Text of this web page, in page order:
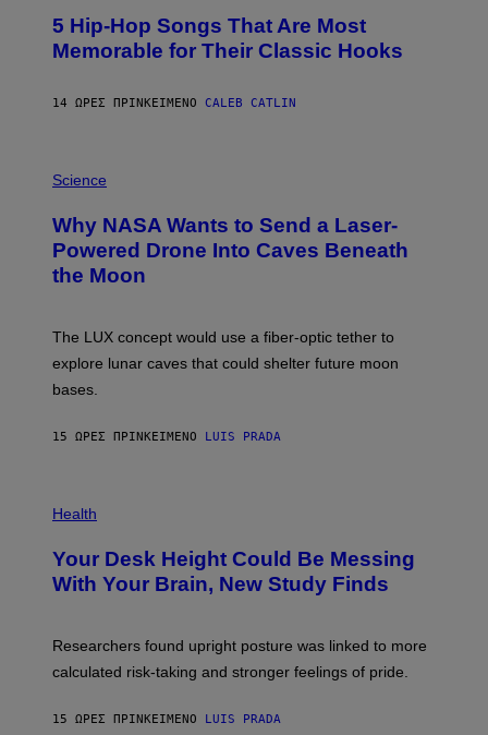
T
O
B
T
G
R
N
T
Z
R
I
M
E
5 Hip-Hop Songs That Are Most
Memorable for Their Classic Hooks
14 ΏΡΕΣ ΠΡΙΝΚΕΊΜΕΝΟ CALEB CATLIN
H
O
:
N
A
D
P
I
L
T
I
M
A
Science
Why NASA Wants to Send a Laser-
Powered Drone Into Caves Beneath
the Moon
The LUX concept would use a fiber-optic tether to
explore lunar caves that could shelter future moon
bases.
15 ΏΡΕΣ ΠΡΙΝΚΕΊΜΕΝΟ LUIS PRADA
H
O
:
B
U
A
O
Health
Your Desk Height Could Be Messing
With Your Brain, New Study Finds
Researchers found upright posture was linked to more
calculated risk-taking and stronger feelings of pride.
15 ΏΡΕΣ ΠΡΙΝΚΕΊΜΕΝΟ LUIS PRADA